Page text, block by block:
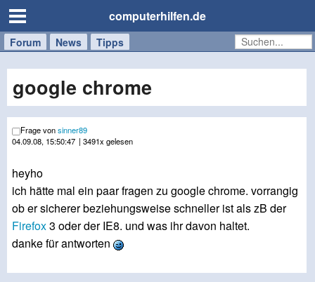
computerhilfen.de
Forum News Tipps
Handy
Tablet
Windows
Mac
google chrome
Frage vonsinner89
04.09.08, 15:50:47 | 3491x gelesen
heyho
ich hätte mal ein paar fragen zu google chrome. vorrangig
ob er sicherer beziehungsweise schneller ist als zB der
Firefox3 oder der IE8. und was ihr davon haltet.
danke für antworten